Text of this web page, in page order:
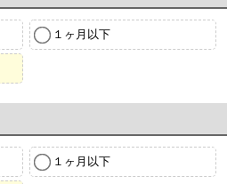
１ヶ月以下
１ヶ月以下